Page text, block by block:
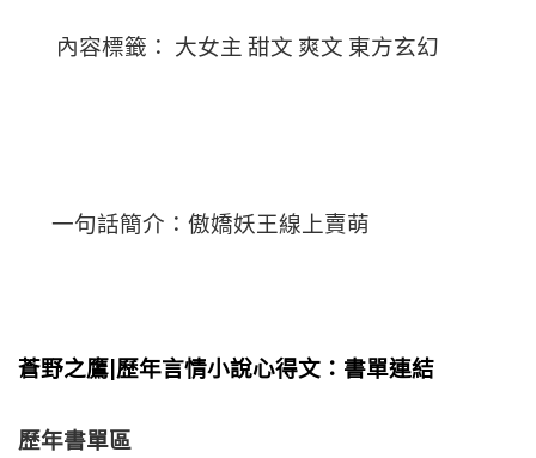
內容標籤： 大女主 甜文 爽文 東方玄幻
一句話簡介：傲嬌妖王線上賣萌
蒼野之鷹|歷年言情小說心得文：書單連結
歷年書單區